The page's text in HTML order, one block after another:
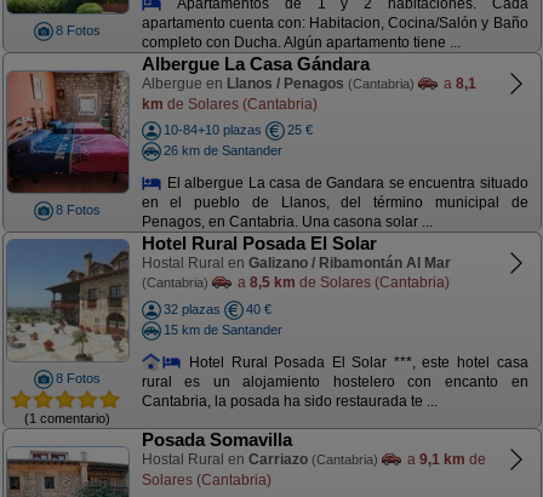
8 Fotos
apartamento cuenta con: Habitacion, Cocina/Salón y Baño
completo con Ducha. Algún apartamento tiene ...
8 Fotos
Albergue La Casa Gándara
Albergue en Llanos / Penagos (Cantabria) a 8,1
km de Solares (Cantabria)
10-84+10 plazas
25 €
26 km de Santander
El albergue La casa de Gandara se encuentra situado
en el pueblo de Llanos, del término municipal de
Penagos, en Cantabria. Una casona solar ...
8 Fotos
(1 comentario)
Hotel Rural Posada El Solar
Hostal Rural en Galizano / Ribamontán Al Mar
(Cantabria) a 8,5 km de Solares (Cantabria)
32 plazas
40 €
15 km de Santander
Hotel Rural Posada El Solar ***, este hotel casa
rural es un alojamiento hostelero con encanto en
Cantabria, la posada ha sido restaurada te ...
Posada Somavilla
Hostal Rural en Carriazo (Cantabria) a 9,1 km de
Solares (Cantabria)